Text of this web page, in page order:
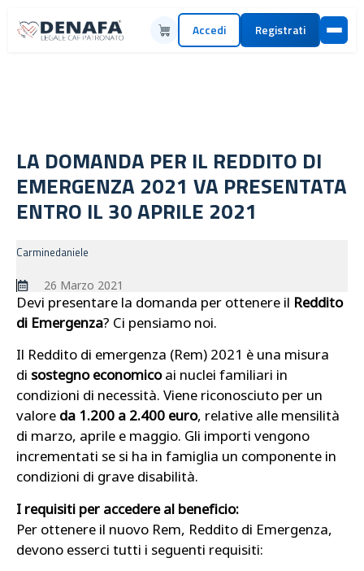
Accedi Registrati
LA DOMANDA PER IL REDDITO DI
EMERGENZA 2021 VA PRESENTATA
ENTRO IL 30 APRILE 2021
Carminedaniele
26 Marzo 2021
Devi presentare la domanda per ottenere il Reddito
di Emergenza? Ci pensiamo noi.
Il Reddito di emergenza (Rem) 2021 è una misura
di sostegno economicoai nuclei familiari in
condizioni di necessità. Viene riconosciuto per un
valore da 1.200 a 2.400 euro, relative alle mensilità
di marzo, aprile e maggio. Gli importi vengono
incrementati se si ha in famiglia un componente in
condizioni di grave disabilità.
I requisiti per accedere al beneficio:
Per ottenere il nuovo Rem, Reddito di Emergenza,
devono esserci tutti i seguenti requisiti: